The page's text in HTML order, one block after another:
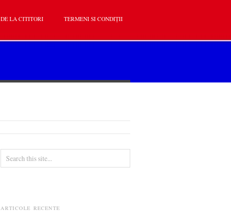
DE LA CITITORI TERMENI SI CONDIȚII
ARTICOLE RECENTE